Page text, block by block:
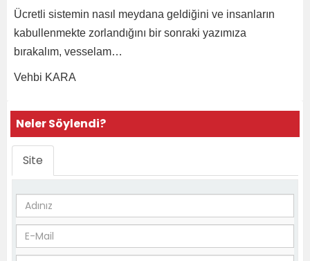
Ücretli sistemin nasıl meydana geldiğini ve insanların
kabullenmekte zorlandığını bir sonraki yazımıza
bırakalım, vesselam…
Vehbi KARA
Neler Söylendi?
Site